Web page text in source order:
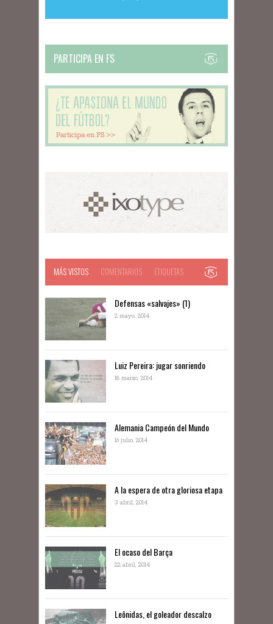
PARTICIPA EN FS
MÁS VISTOS COMENTARIOS ETIQUETAS
Defensas «salvajes» (1)
2 mayo, 2014
Luiz Pereira: jugar sonriendo
18 marzo, 2014
Alemania Campeón del Mundo
16 julio, 2014
A la espera de otra gloriosa etapa
3 abril, 2014
El ocaso del Barça
22 abril, 2014
Leônidas, el goleador descalzo